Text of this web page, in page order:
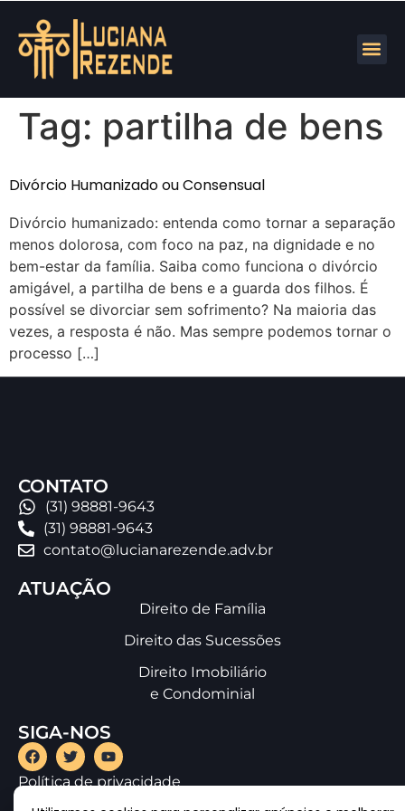
Tag: partilha de bens
Divórcio Humanizado ou Consensual
Divórcio humanizado: entenda como tornar a separação
menos dolorosa, com foco na paz, na dignidade e no
bem-estar da família. Saiba como funciona o divórcio
amigável, a partilha de bens e a guarda dos filhos. É
possível se divorciar sem sofrimento? Na maioria das
vezes, a resposta é não. Mas sempre podemos tornar o
processo […]
CONTATO
(31) 98881-9643
(31) 98881-9643
contato@lucianarezende.adv.br
ATUAÇÃO
Direito de Família
Direito das Sucessões
Direito Imobiliário
e Condominial
SIGA-NOS
Política de privacidade